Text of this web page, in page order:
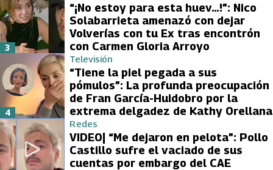
“¡No estoy para esta huev…!”: Nico
Solabarrieta amenazó con dejar
Volverías con tu Ex tras encontrón
con Carmen Gloria Arroyo
3
Televisión
“Tiene la piel pegada a sus
pómulos”: La profunda preocupación
de Fran García-Huidobro por la
extrema delgadez de Kathy Orellana
4
Redes
VIDEO| “Me dejaron en pelota”: Pollo
Castillo sufre el vaciado de sus
cuentas por embargo del CAE